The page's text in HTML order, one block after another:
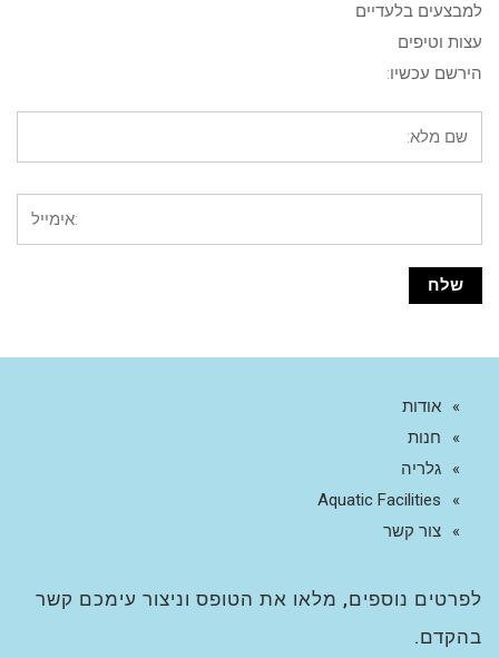
למבצעים בלעדיים
עצות וטיפים
הירשם עכשיו:
אודות
חנות
גלריה
Aquatic Facilities
צור קשר
לפרטים נוספים, מלאו את הטופס וניצור עימכם קשר
בהקדם.